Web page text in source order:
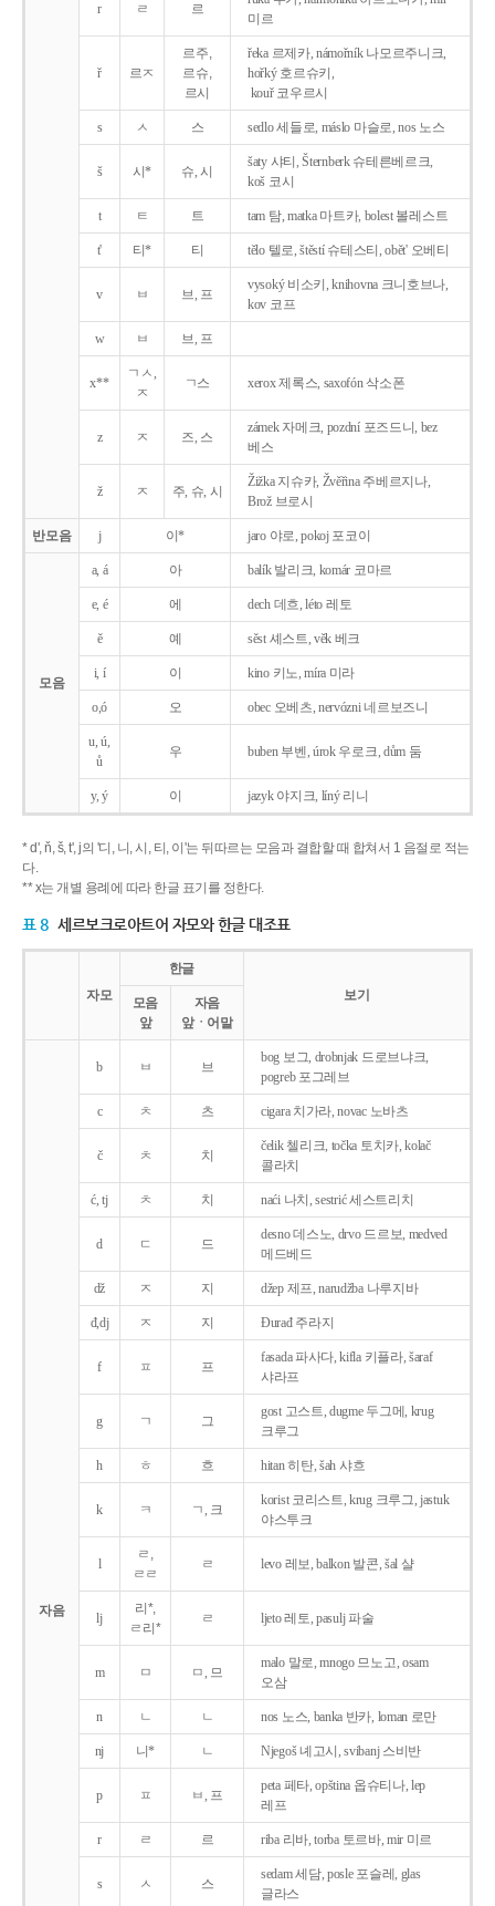
r ㄹ 르
미르
ř 르ㅈ
르주,
르슈,
르시
řeka 르제카, námořník 나모르주니크,
hořký 호르슈키,
kouř 코우르시
s ㅅ 스 sedlo 세들로, máslo 마슬로, nos 노스
š 시* 슈, 시
šaty 샤티, Šternberk 슈테른베르크,
koš 코시
t ㅌ 트 tam 탐, matka 마트카, bolest 볼레스트
t' 티* 티 tělo 텔로, štěstí 슈테스티, obět' 오베티
v ㅂ 브, 프
vysoký 비소키, knihovna 크니호브나,
kov 코프
w ㅂ 브, 프
x**
ㄱㅅ,
ㅈ
ㄱ스 xerox 제록스, saxofón 삭소폰
z ㅈ 즈, 스
zámek 자메크, pozdní 포즈드니, bez
베스
ž ㅈ 주, 슈, 시
Žižka 지슈카, Žvěřina 주베르지나,
Brož 브로시
반모음 j 이* jaro 야로, pokoj 포코이
모음
a, á 아 balík 발리크, komár 코마르
e, é 에 dech 데흐, léto 레토
ě 예 sěst 셰스트, věk 베크
i, í 이 kino 키노, míra 미라
o,ó 오 obec 오베츠, nervózni 네르보즈니
u, ú,
ů
우 buben 부벤, úrok 우로크, dům 둠
y, ý 이 jazyk야지크, líný 리니
* d', ň, š, t', j의 '디, 니, 시, 티, 이'는 뒤따르는 모음과 결합할 때 합쳐서 1 음절로 적는
다.
** x는 개별 용례에 따라 한글 표기를 정한다.
표 8 세르보크로아트어 자모와 한글 대조표
자모
한글
보기
모음
앞
자음
앞ㆍ어말
자음
b ㅂ 브
bog 보그, drobnjak 드로브냐크,
pogreb 포그레브
c ㅊ 츠 cigara 치가라, novac 노바츠
č ㅊ 치
čelik 첼리크, točka 토치카, kolač
콜라치
ć, tj ㅊ 치 naći 나치, sestrić 세스트리치
d ㄷ 드
desno 데스노, drvo 드르보, medved
메드베드
dž ㅈ 지 džep 제프, narudžba 나루지바
đ,dj ㅈ 지 Ðurađ 주라지
f ㅍ 프
fasada 파사다, kifla 키플라, šaraf
샤라프
g ㄱ 그
gost 고스트, dugme 두그메, krug
크루그
h ㅎ 흐 hitan 히탄, šah 샤흐
k ㅋ ㄱ, 크
korist 코리스트, krug 크루그, jastuk
야스투크
l
ㄹ,
ㄹㄹ
ㄹ levo 레보, balkon 발콘, šal 샬
lj
리*,
ㄹ리*
ㄹ ljeto 레토, pasulj 파술
m ㅁ ㅁ, 므
malo 말로, mnogo 므노고, osam
오삼
n ㄴ ㄴ nos 노스, banka 반카, loman 로만
nj 니* ㄴ Njegoš 녜고시, svibanj 스비반
p ㅍ ㅂ, 프
peta 페타, opština 옵슈티나, lep
레프
r ㄹ 르 riba 리바, torba 토르바, mir 미르
s ㅅ 스
sedam 세담, posle 포슬레, glas
글라스